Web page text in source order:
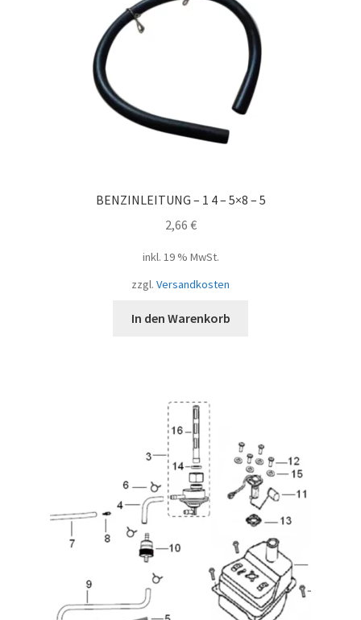
BENZINLEITUNG – 1 4 – 5×8 – 5
2,66 €
inkl. 19 % MwSt.
zzgl. Versandkosten
In den Warenkorb